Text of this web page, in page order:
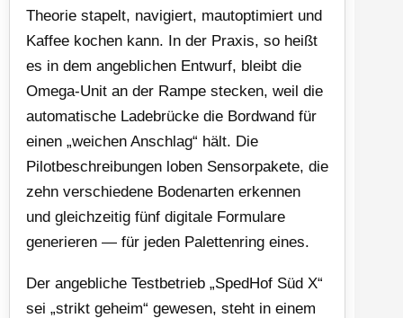
Theorie stapelt, navigiert, mautoptimiert und
Kaffee kochen kann. In der Praxis, so heißt
es in dem angeblichen Entwurf, bleibt die
Omega-Unit an der Rampe stecken, weil die
automatische Ladebrücke die Bordwand für
einen „weichen Anschlag“ hält. Die
Pilotbeschreibungen loben Sensorpakete, die
zehn verschiedene Bodenarten erkennen
und gleichzeitig fünf digitale Formulare
generieren — für jeden Palettenring eines.
Der angebliche Testbetrieb „SpedHof Süd X“
sei „strikt geheim“ gewesen, steht in einem